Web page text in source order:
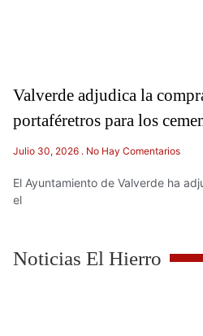
Valverde adjudica la
portaféretros para los
Julio 30, 2026 No Hay Comentarios
El Ayuntamiento de Valverde ha
el
Noticias El Hierro